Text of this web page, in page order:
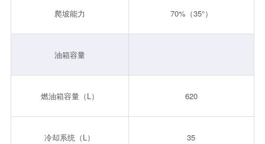
爬坡能力 70%（35°）
油箱容量
燃油箱容量（L） 620
冷却系统（L） 35